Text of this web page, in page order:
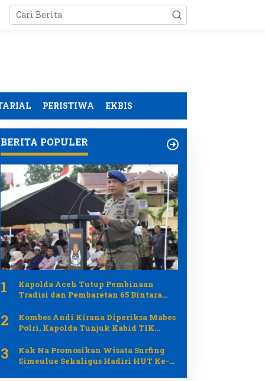
PERISTIWA EKBIS
BERITA POPULER
1
Kapolda Aceh Tutup Pembinaan
Tradisi dan Pembaretan 65 Bintara
2
Kombes Andi Kirana Diperiksa Mabes
Polri, Kapolda Tunjuk Kabid TIK
Banda Aceh
3
Kak Na Promosikan Wisata Surfing
Simeulue Sekaligus Hadiri HUT Ke-53